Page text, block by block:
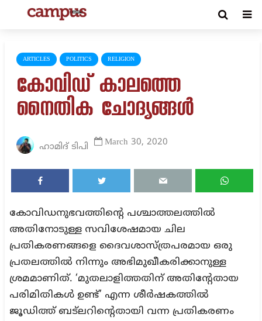
ARTICLES POLITICS RELIGION
കോവിഡ് കാലത്തെ
നൈതിക ചോദ്യങ്ങൾ
ഹാമിദ് ടിപി March 30, 2020
കോവിഡനുഭവത്തിന്റെ പശ്ചാത്തലത്തിൽ
അതിനോടുള്ള സവിശേഷമായ ചില
പ്രതികരണങ്ങളെ ദൈവശാസ്ത്രപരമായ ഒരു
പ്രതലത്തിൽ നിന്നും അഭിമുഖീകരിക്കാനുള്ള
ശ്രമമാണിത്. ‘മുതലാളിത്തതിന് അതിന്റേതായ
പരിമിതികൾ ഉണ്ട്’ എന്ന ശീർഷകത്തിൽ
ജൂഡിത്ത് ബട്‌ലറിന്റെതായി വന്ന പ്രതികരണം